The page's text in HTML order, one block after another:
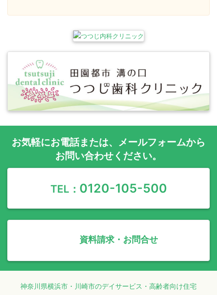
お気軽にお電話または、 メールフォームから
お問い合わせください。
TEL： 0120-105-500
資料請求・お問合せ
神奈川県横浜市・川崎市のデイサービス・高齢者向け住宅